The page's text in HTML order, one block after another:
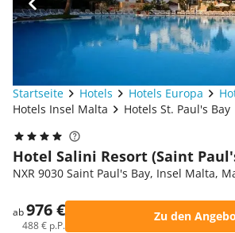
Startseite Hotels Hotels Europa
Hotels Insel Malta
Hotels St. Paul's Bay
Hotel Salini Resort (Saint
NXR 9030 Saint Paul's Bay, Insel Malta,
ab976 €
488 € p.P.
Zu den